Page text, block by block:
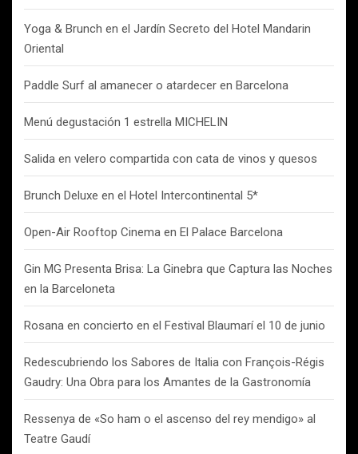
Yoga & Brunch en el Jardín Secreto del Hotel Mandarin
Oriental
Paddle Surf al amanecer o atardecer en Barcelona
Menú degustación 1 estrella MICHELIN
Salida en velero compartida con cata de vinos y quesos
Brunch Deluxe en el Hotel Intercontinental 5*
Open-Air Rooftop Cinema en El Palace Barcelona
Gin MG Presenta Brisa: La Ginebra que Captura las Noches
en la Barceloneta
Rosana en concierto en el Festival Blaumarí el 10 de junio
Redescubriendo los Sabores de Italia con François-Régis
Gaudry: Una Obra para los Amantes de la Gastronomía
Ressenya de «So ham o el ascenso del rey mendigo» al
Teatre Gaudí